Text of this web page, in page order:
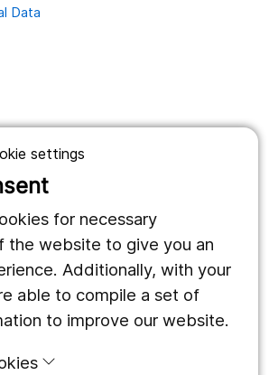
settings
for necessary
the website to give you an
Additionally, with your
able to compile a set of
to improve our website.
Data